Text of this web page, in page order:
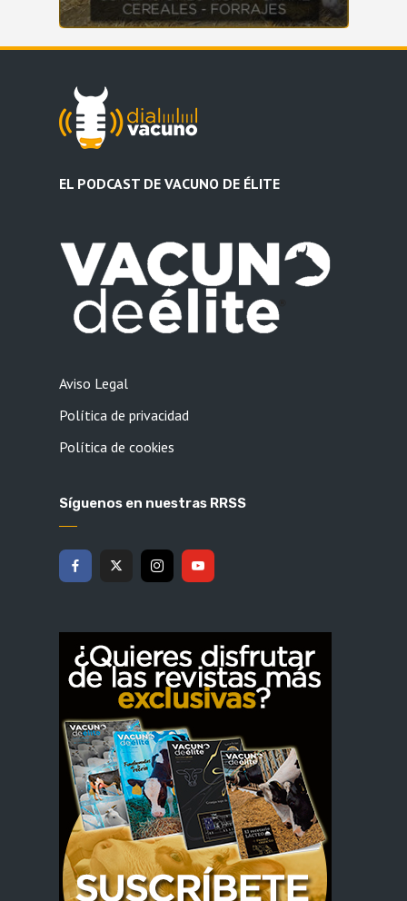
EL PODCAST DE VACUNO DE ÉLITE
Aviso Legal
Política de privacidad
Política de cookies
Síguenos en nuestras RRSS